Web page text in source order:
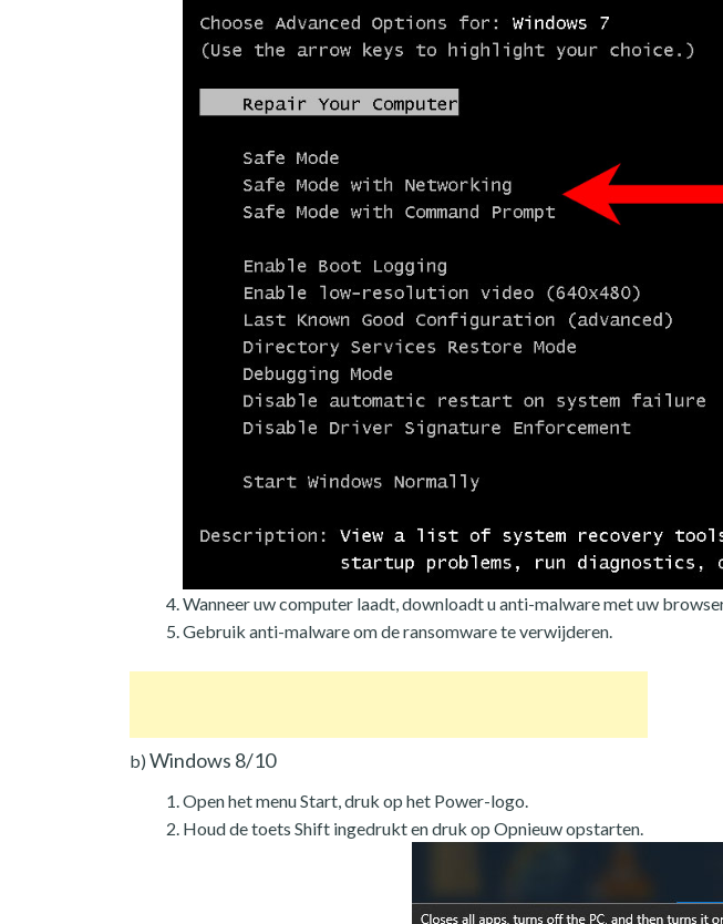
Wanneer uw computer laadt, downloadt u anti-malware met uw
Gebruik anti-malware om de ransomware te verwijderen.
b) Windows 8/10
Open het menu Start, druk op het Power-logo.
Houd de toets Shift ingedrukt en druk op Opnieuw opstarten.